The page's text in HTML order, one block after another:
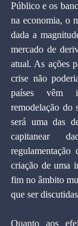
Público e os
na economia, o
dada a
mercado de
atual. As ações
crise não
países vêm
remodelação do
será uma das
capitanear
criação de uma
fim no âmbito
que ser
Quanto aos